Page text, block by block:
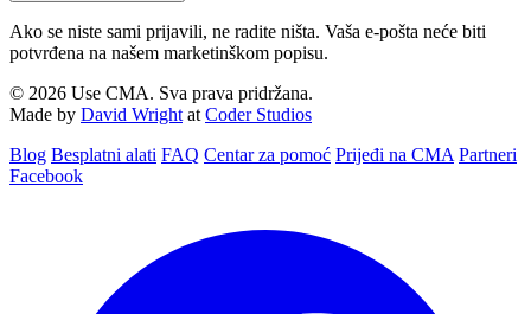
Ako se niste sami prijavili, ne radite ništa. Vaša e-pošta neće biti
potvrđena na našem marketinškom popisu.
© 2026 Use CMA. Sva prava pridržana.
Made by David Wright at Coder Studios
Blog‎ Besplatni alati FAQ Centar za pomoć Prijeđi na CMA Partneri
Facebook